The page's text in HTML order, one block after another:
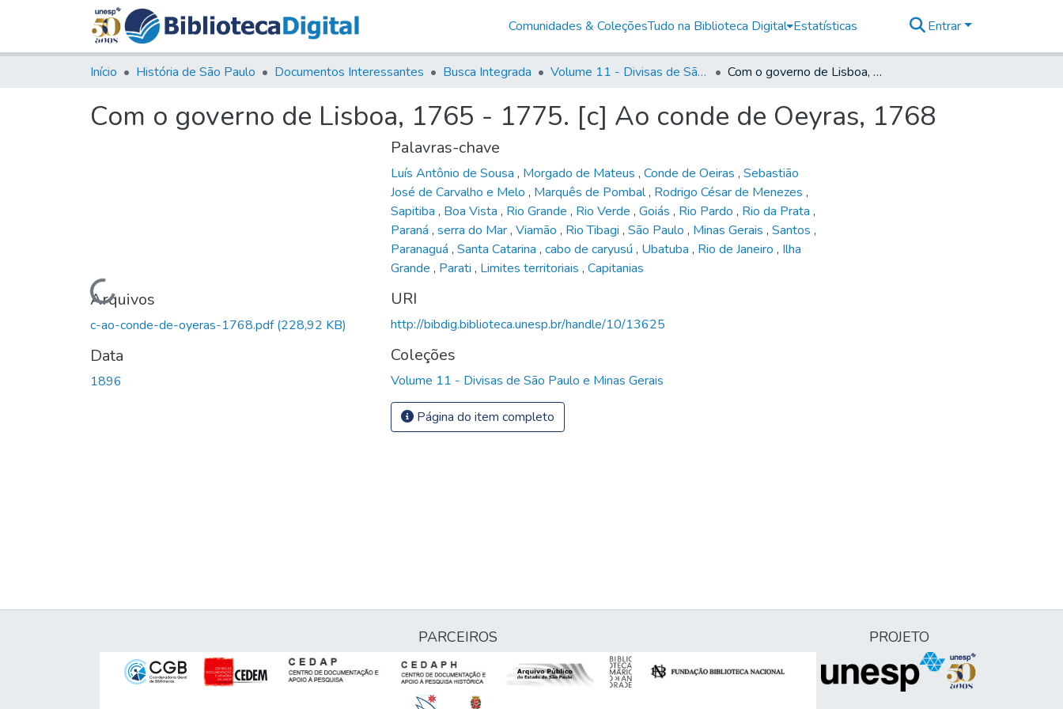
Comunidades & ColeçõesTudo na Biblioteca Digital Estatísticas Entrar
Início História de São Paulo Documentos Interessantes Busca Integrada Volume 11 - Divisas de São Paulo e Minas Gerais Com o governo de Lisboa, 1765 - 1775. [c] Ao conde de Oeyras, 1768
Com o governo de Lisboa, 1765 - 1775. [c] Ao conde de Oeyras, 1768
Carregando...
Arquivos
c-ao-conde-de-oyeras-1768.pdf(228,92 KB)
Data
1896
Palavras-chave
Luís Antônio de Sousa , Morgado de Mateus , Conde de Oeiras , Sebastião
José de Carvalho e Melo , Marquês de Pombal, Rodrigo César de Menezes ,
Sapitiba , Boa Vista , Rio Grande , Rio Verde , Goiás , Rio Pardo , Rio da Prata ,
Paraná , serra do Mar, Viamão , Rio Tibagi , São Paulo , Minas Gerais , Santos ,
Paranaguá , Santa Catarina , cabo de caryusú , Ubatuba , Rio de Janeiro , Ilha
Grande , Parati , Limites territoriais , Capitanias
URI
http://bibdig.biblioteca.unesp.br/handle/10/13625
Coleções
Volume 11 - Divisas de São Paulo e Minas Gerais
Página do item completo
PARCEIROS PROJETO